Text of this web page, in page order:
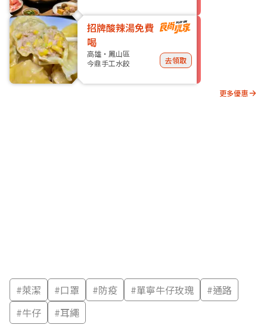
招牌酸辣湯免費
喝
高雄・鳳山區
今鼎手工水餃
去領取
更多優惠
#萊潔 #口罩 #防疫 #單寧牛仔玫瑰 #通路
#牛仔 #耳繩